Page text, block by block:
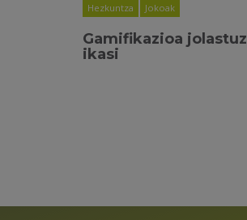
Hezkuntza Jokoak
Gamifikazioa jolastuz
ikasi